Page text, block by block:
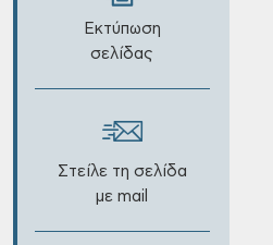
Εκτύπωση
σελίδας
Στείλε τη σελίδα
με mail